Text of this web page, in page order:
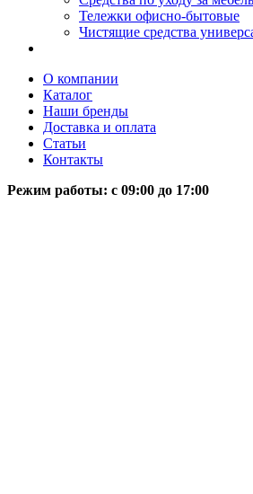
Тележки офисно-бытовые
Чистящие средства
О компании
Каталог
Наши бренды
Доставка и оплата
Статьи
Контакты
Режим работы: c 09:00 до 17:00